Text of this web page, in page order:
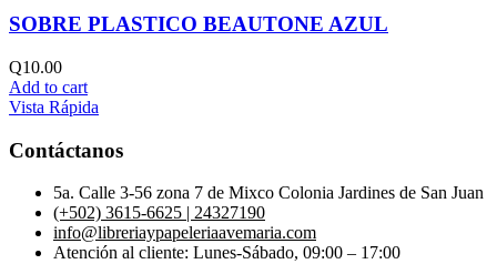
SOBRE PLASTICO BEAUTONE AZUL
Q10.00
Add to cart
Vista Rápida
Contáctanos
5a. Calle 3-56 zona 7 de Mixco Colonia Jardines de San Juan
(+502) 3615-6625 | 24327190
info@libreriaypapeleriaavemaria.com
Atención al cliente: Lunes-Sábado, 09:00 – 17:00